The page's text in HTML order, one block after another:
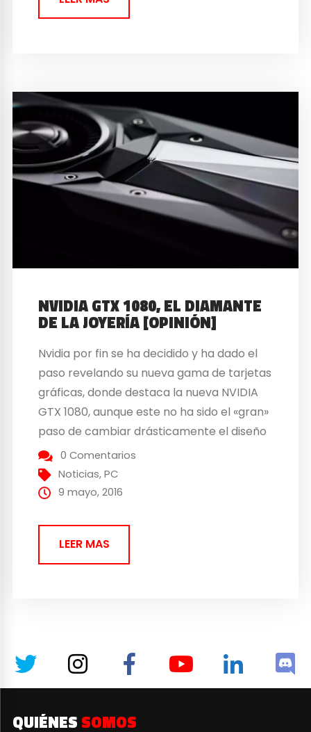
NVIDIA GTX 1080, EL DIAMANTE
DE LA JOYERÍA [OPINIÓN]
Nvidia por fin se ha decidido y ha dado el
paso revelando su nueva gama de tarjetas
gráficas, donde destaca la nueva NVIDIA
GTX 1080, aunque este no ha sido el «gran»
paso de cambiar drásticamente el diseño
estas tarjetas graficas, y digo esto porque
realmente no ha sido un salto cuantitativo
a lo que...
0 Comentarios
Noticias,PC
9 mayo, 2016
LEER MAS
QUIÉNES SOMOS